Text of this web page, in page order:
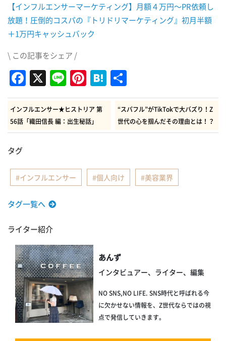
【インフルエンサーマーケティング】月額４万円～PR依頼し
放題！圧倒的コスパの『トリドリマーケティング』初月半額
＋1万円キャッシュバック
\ この記事をシェア /
Facebook
X LinePinterest
Hatena
有
インフルエンサー★ヒストリア 第
56話「織田信長 編：出生秘話」
“スパフル”がTikTokで大バズり！Z
世代の心を掴んだその理由とは！？
タグ
インフルエンサー 個人向け 美容業界
タグ一覧へ
ライター紹介
あんず
インタビュアー、ライター、編集
NO SNS,NO LIFE. SNS時代と呼ばれる今
に欠かせない情報を、Z世代ならではの視
点で発信していきます。